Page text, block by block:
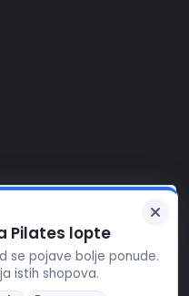
Pilates lopte
se pojave bolje ponude.
istih shopova.
stranica koristi
te za pružanje
reklamnog